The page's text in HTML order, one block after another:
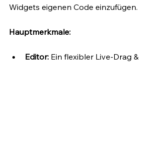
Widgets eigenen Code einzufügen.
Hauptmerkmale:
Editor: Ein flexibler Live-Drag &